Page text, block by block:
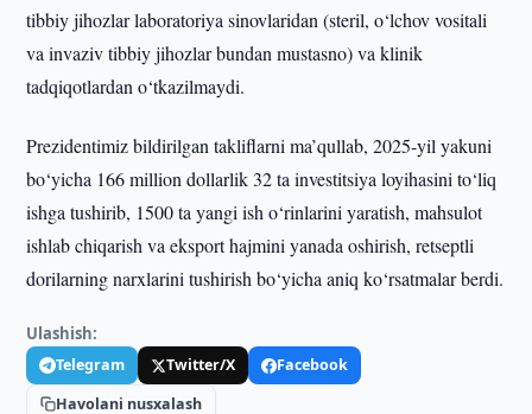
tibbiy jihozlar laboratoriya sinovlaridan (steril, o‘lchov vositali
va invaziv tibbiy jihozlar bundan mustasno) va klinik
tadqiqotlardan o‘tkazilmaydi.
Prezidentimiz bildirilgan takliflarni ma’qullab, 2025-yil yakuni
bo‘yicha 166 million dollarlik 32 ta investitsiya loyihasini to‘liq
ishga tushirib, 1500 ta yangi ish o‘rinlarini yaratish, mahsulot
ishlab chiqarish va eksport hajmini yanada oshirish, retseptli
dorilarning narxlarini tushirish bo‘yicha aniq ko‘rsatmalar berdi.
Ulashish:
Telegram Twitter/X
Facebook
Havolani nusxalash